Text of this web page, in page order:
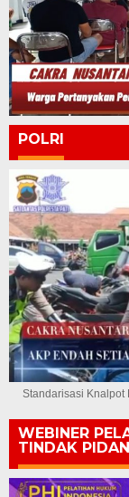
POLRI
Standarisasi Knalpot
WEBINER
TINDAK